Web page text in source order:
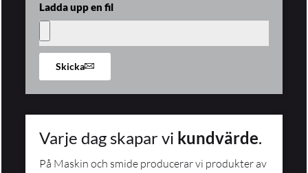
Varje dag skapar vi kundvärde.
På Maskin och smide producerar vi produkter av
Ladda upp en fil
Skicka